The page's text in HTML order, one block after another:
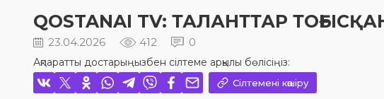
QOSTANAI TV: ТАЛАНТТАР
23.04.2026 412 0
Ақпаратты достарыңызбен сілтеме арқылы бөлісіңіз:
Сілтемені көшіру